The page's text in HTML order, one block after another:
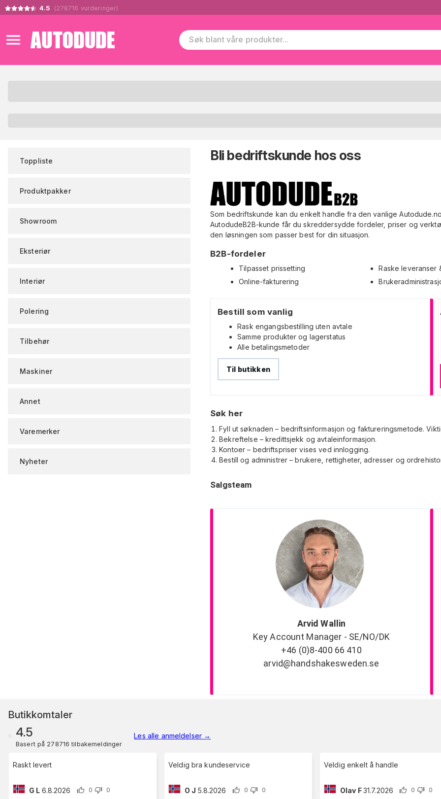
4.5 (278716 vurderinger)
Toppliste
Produktpakker
Showroom
Eksteriør
Interiør
Polering
Tilbehør
Maskiner
Annet
Varemerker
Nyheter
Bli bedriftskunde hos oss
Som bedriftskunde kan du enkelt handle fra den vanlige
AutodudeB2B-kunde får du skreddersydde fordeler, priser og
den løsningen som passer best for din situasjon.
B2B-fordeler
Tilpasset prissetting Raske leveranser
Online-fakturering
Bestill som vanlig
Rask engangsbestilling uten avtale
Samme produkter og lagerstatus
Alle betalingsmetoder
Til butikken
Søk her
Fyll ut søknaden – bedriftsinformasjon og faktureringsmetode.
Bekreftelse – kredittsjekk og avtaleinformasjon.
Kontoer – bedriftspriser vises ved innlogging.
Bestill og administrer – brukere, rettigheter, adresser og
Salgsteam
Arvid Wallin
Key Account Manager - SE/NO/DK
+46 (0)8-400 66 410
arvid@handshakesweden.se
Butikkomtaler
4.5
Basert på 278716 tilbakemeldinger
Les alle anmeldelser→
Raskt levert
G L 6.8.2026 0 0
Veldig bra kundeservice
O J 5.8.2026 0 0
Veldig enkelt å handle
Olav F31.7.2026 0 0